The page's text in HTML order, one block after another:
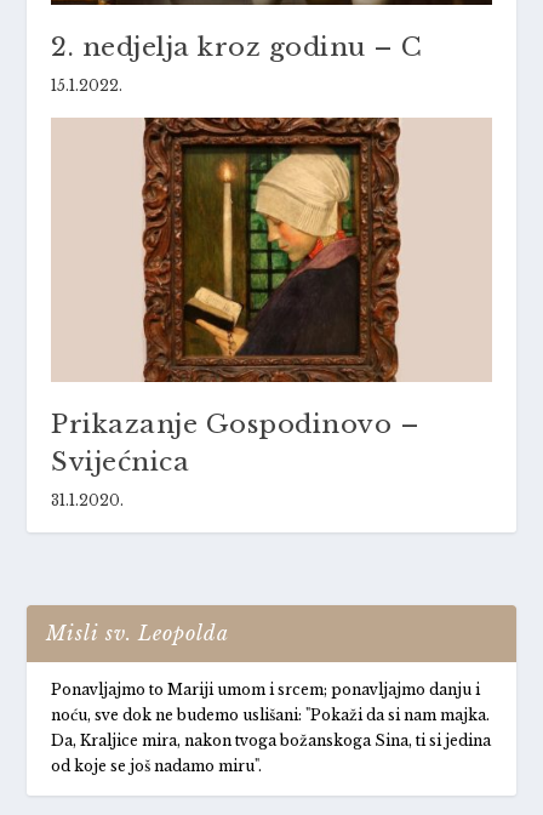
2. nedjelja kroz godinu – C
15.1.2022.
Prikazanje Gospodinovo –
Svijećnica
31.1.2020.
Misli sv. Leopolda
Ponavljajmo to Mariji umom i srcem; ponavljajmo danju i
noću, sve dok ne budemo uslišani: "Pokaži da si nam majka.
Da, Kraljice mira, nakon tvoga božanskoga Sina, ti si jedina
od koje se još nadamo miru".